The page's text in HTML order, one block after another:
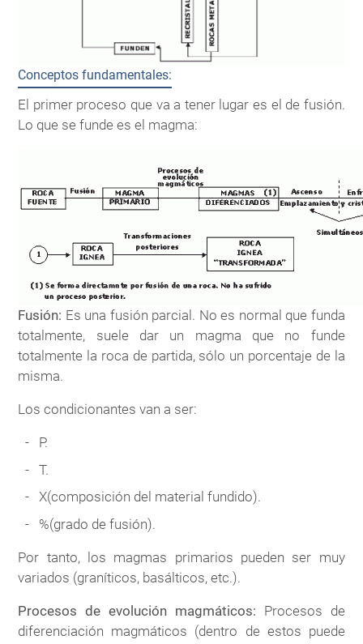
Conceptos fundamentales:
El primer proceso que va a tener lugar es el de fusión.
Lo que se funde es el magma:
Fusión: Es una fusión parcial. No es normal que funda
totalmente, suele dar un magma que no funde
totalmente la roca de partida, sólo un porcentaje de la
misma.
Los condicionantes van a ser:
P.
T.
X(composición del material fundido).
%(grado de fusión).
Por tanto, los magmas primarios pueden ser muy
variados (graníticos, basálticos, etc.).
Procesos de evolución magmáticos: Procesos de
diferenciación magmáticos (dentro de estos puede